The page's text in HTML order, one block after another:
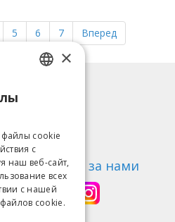
5 6 7 Вперед
товара
Следи за нами
LITHUANIAN
ESTONIAN
RUSSIAN
×
файлы cookie
с
наш веб-сайт,
всех
с нашей
cookie.